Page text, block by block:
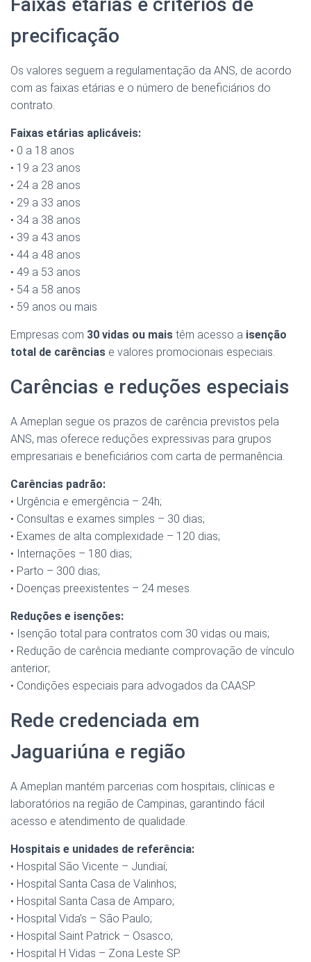
Faixas etárias e critérios de
precificação
Os valores seguem a regulamentação da ANS, de acordo
com as faixas etárias e o número de beneficiários do
contrato.
Faixas etárias aplicáveis:
• 0 a 18 anos
• 19 a 23 anos
• 24 a 28 anos
• 29 a 33 anos
• 34 a 38 anos
• 39 a 43 anos
• 44 a 48 anos
• 49 a 53 anos
• 54 a 58 anos
• 59 anos ou mais
Empresas com 30 vidas ou mais têm acesso a isenção
total de carências e valores promocionais especiais.
Carências e reduções especiais
A Ameplan segue os prazos de carência previstos pela
ANS, mas oferece reduções expressivas para grupos
empresariais e beneficiários com carta de permanência.
Carências padrão:
• Urgência e emergência – 24h;
• Consultas e exames simples – 30 dias;
• Exames de alta complexidade – 120 dias;
• Internações – 180 dias;
• Parto – 300 dias;
• Doenças preexistentes – 24 meses.
Reduções e isenções:
• Isenção total para contratos com 30 vidas ou mais;
• Redução de carência mediante comprovação de vínculo
anterior;
• Condições especiais para advogados da CAASP.
Rede credenciada em
Jaguariúna e região
A Ameplan mantém parcerias com hospitais, clínicas e
laboratórios na região de Campinas, garantindo fácil
acesso e atendimento de qualidade.
Hospitais e unidades de referência:
• Hospital São Vicente – Jundiaí;
• Hospital Santa Casa de Valinhos;
• Hospital Santa Casa de Amparo;
• Hospital Vida’s – São Paulo;
• Hospital Saint Patrick – Osasco;
• Hospital H Vidas – Zona Leste SP.